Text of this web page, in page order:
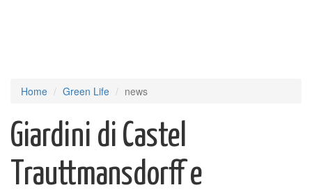
Home Green Life news
Giardini di Castel
Trauttmansdorff e